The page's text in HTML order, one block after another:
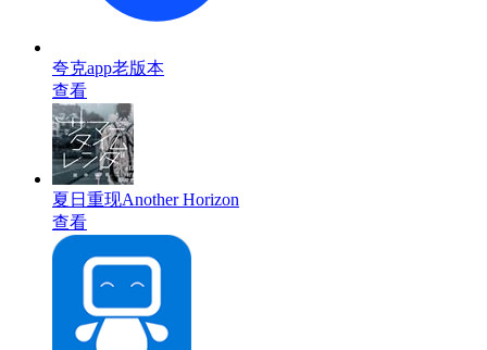
夸克app老版本
查看
夏日重现Another Horizon
查看